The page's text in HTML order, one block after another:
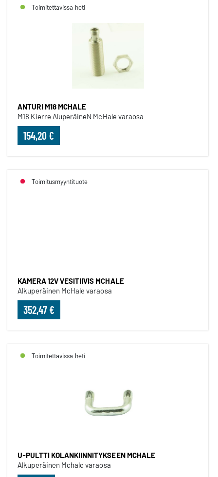
Toimitettavissa heti
ANTURI M18 MCHALE
M18 Kierre AluperäineN McHale varaosa
154,20 €
Toimitusmyyntituote
KAMERA 12V VESITIIVIS MCHALE
Alkuperäinen McHale varaosa
352,47 €
Toimitettavissa heti
U-PULTTI KOLANKIINNITYKSEEN MCHALE
Alkuperäinen Mchale varaosa